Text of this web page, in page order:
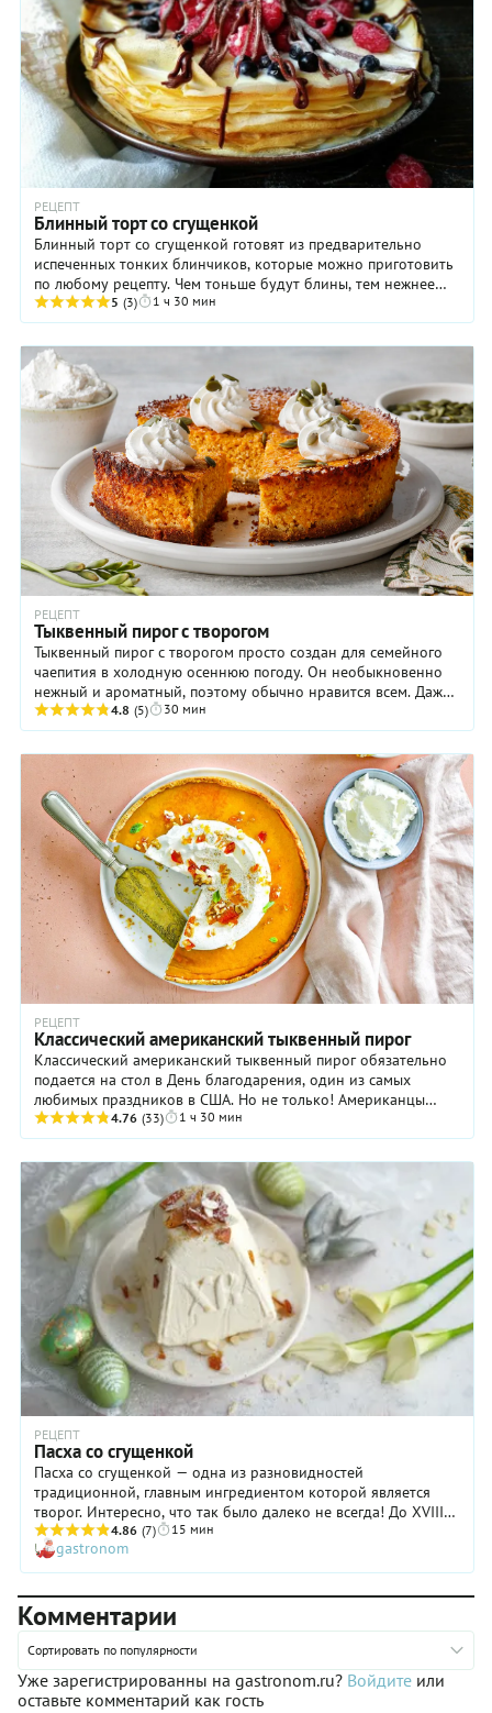
РЕЦЕПТ
Блинный торт со сгущенкой
Блинный торт со сгущенкой готовят из предварительно
испеченных тонких блинчиков, которые можно приготовить
по любому рецепту. Чем тоньше будут блины, тем нежнее
получится торт. Украсьте его сверху ...
5 (3) 1 ч 30 мин
РЕЦЕПТ
Тыквенный пирог с творогом
Тыквенный пирог с творогом просто создан для семейного
чаепития в холодную осеннюю погоду. Он необыкновенно
нежный и ароматный, поэтому обычно нравится всем. Даже
тем, кто обычно не жалует тыкву! Дело ...
4.8 (5) 30 мин
РЕЦЕПТ
Классический американский тыквенный пирог
Классический американский тыквенный пирог обязательно
подается на стол в День благодарения, один из самых
любимых праздников в США. Но не только! Американцы
настолько обожают это блюдо, что готовят ...
4.76 (33) 1 ч 30 мин
РЕЦЕПТ
Пасха со сгущенкой
Пасха со сгущенкой — одна из разновидностей
традиционной, главным ингредиентом которой является
творог. Интересно, что так было далеко не всегда! До XVIII
века пасху готовили из обычного сгустка скисшего молока,
сдобренного небольшим количеством сахара и украшенного
орехами или засахаренными плодами. Позже стали
использовать творог — сначала практически в чистом виде, а
затем уже с добавлением яиц, сливочного масла, изюма и
других ингредиентов. Наша пасха со сгущенкой готовится
довольно быстро и просто, поэтому получается идеально
даже у начинающих хозяек.
4.86 (7) 15 мин
gastronom
Комментарии
Сортировать по популярности
Уже зарегистрированны на gastronom.ru? Войдите или
оставьте комментарий как гость